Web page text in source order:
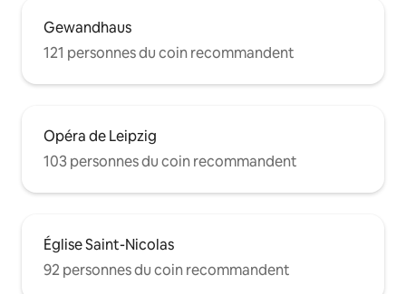
Gewandhaus
121 personnes du coin recommandent
Opéra de Leipzig
103 personnes du coin recommandent
Église Saint-Nicolas
92 personnes du coin recommandent